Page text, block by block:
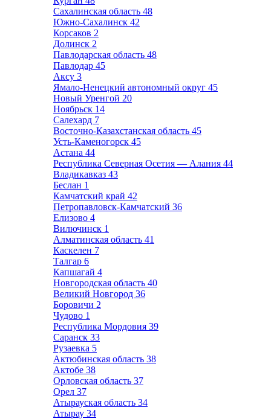
Сахалинская область 48
Южно-Сахалинск 42
Корсаков 2
Долинск 2
Павлодарская область 48
Павлодар 45
Аксу 3
Ямало-Ненецкий автономный округ 45
Новый Уренгой 20
Ноябрьск 14
Салехард 7
Восточно-Казахстанская область 45
Усть-Каменогорск 45
Астана 44
Республика Северная Осетия — Алания 44
Владикавказ 43
Беслан 1
Камчатский край 42
Петропавловск-Камчатский 36
Елизово 4
Вилючинск 1
Алматинская область 41
Каскелен 7
Талгар 6
Капшагай 4
Новгородская область 40
Великий Новгород 36
Боровичи 2
Чудово 1
Республика Мордовия 39
Саранск 33
Рузаевка 5
Актюбинская область 38
Актобе 38
Орловская область 37
Орел 37
Атырауская область 34
Атырау 34